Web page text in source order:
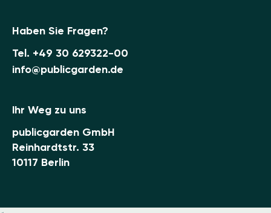
Haben Sie Fragen?
Tel. +49 30 629322-00
info@publicgarden.de
Ihr Weg zu uns
publicgarden GmbH
Reinhardtstr. 33
10117 Berlin